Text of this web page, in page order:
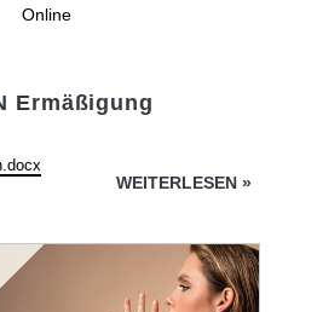
Online
Ermäßigung
WEITERLESEN »